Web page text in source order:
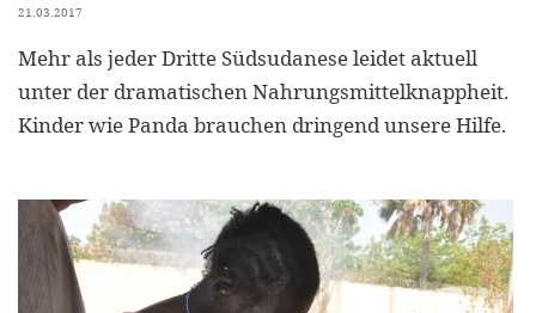
21.03.2017
Mehr als jeder Dritte Südsudanese leidet aktuell
unter der dramatischen Nahrungsmittelknappheit.
Kinder wie Panda brauchen dringend unsere Hilfe.
cookies
and
purposes.
efficient,
the best